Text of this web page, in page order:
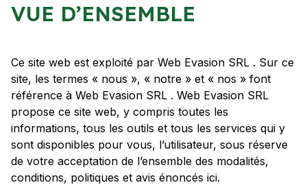
VUE D’ENSEMBLE
Ce site web est exploité par Web Evasion SRL . Sur ce
site, les termes « nous », « notre » et « nos » font
référence à Web Evasion SRL . Web Evasion SRL
propose ce site web, y compris toutes les
informations, tous les outils et tous les services qui y
sont disponibles pour vous, l’utilisateur, sous réserve
de votre acceptation de l’ensemble des modalités,
conditions, politiques et avis énoncés ici.